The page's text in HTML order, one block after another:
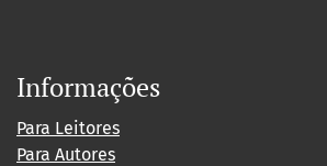
Informações
Para Leitores
Para Autores